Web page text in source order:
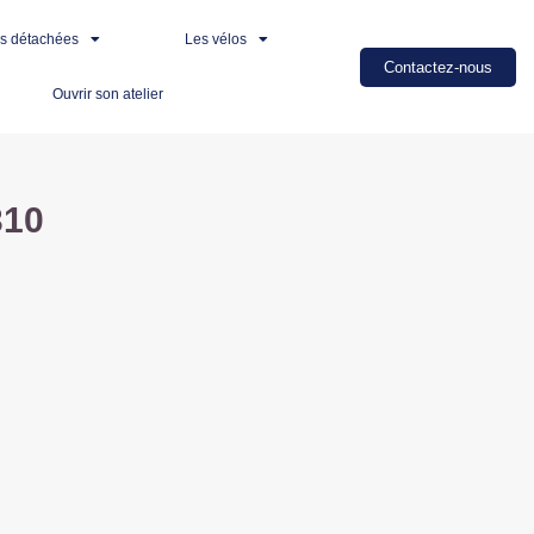
détachées Les vélos
Ouvrir son atelier
Contactez-nous